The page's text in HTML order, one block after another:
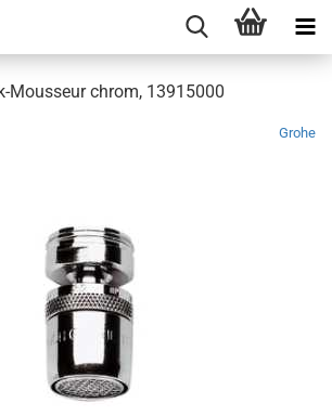
Mousseur chrom, 13915000
Grohe